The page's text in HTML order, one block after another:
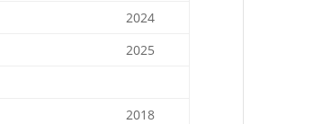
2024
2025
2018